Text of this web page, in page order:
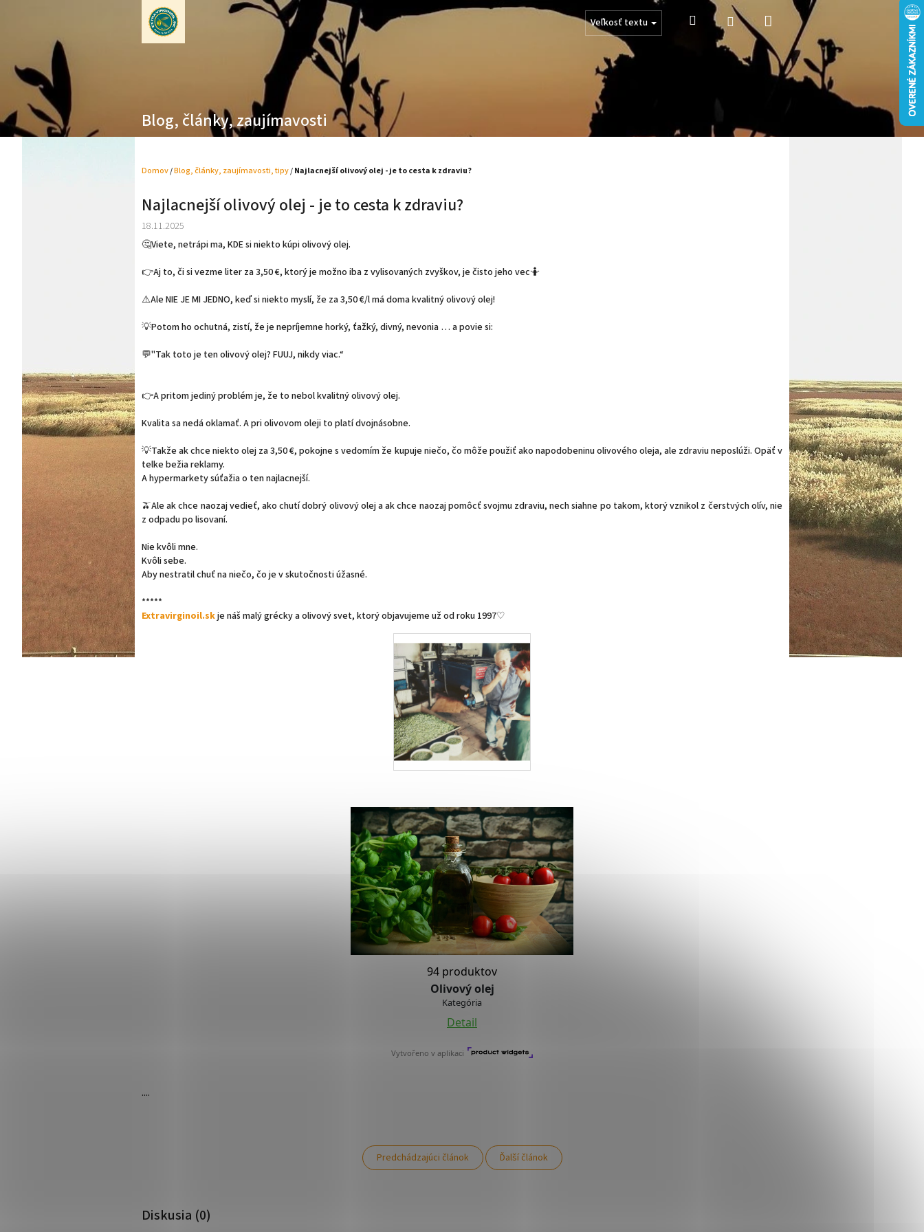
Veľkosť textu Hľadať PrihlásenieNákupný
košík
Blog, články, zaujímavosti
Domov/Blog, články, zaujímavosti, tipy/Najlacnejší olivový olej - je to cesta k zdraviu?
Najlacnejší olivový olej - je to cesta k zdraviu?
18.11.2025
🤔Viete, netrápi ma, KDE si niekto kúpi olivový olej.
👉Aj to, či si vezme liter za 3,50 €, ktorý je možno iba z vylisovaných zvyškov, je čisto jeho vec🤷
⚠️Ale NIE JE MI JEDNO, keď si niekto myslí, že za 3,50 €/l má doma kvalitný olivový olej!
💡Potom ho ochutná, zistí, že je nepríjemne horký, ťažký, divný, nevonia … a povie si:
💬"Tak toto je ten olivový olej? FUUJ, nikdy viac.“
👉A pritom jediný problém je, že to nebol kvalitný olivový olej.
Kvalita sa nedá oklamať. A pri olivovom oleji to platí dvojnásobne.
💡Takže ak chce niekto olej za 3,50 €, pokojne s vedomím že kupuje niečo, čo môže použiť ako napodobeninu olivového oleja, ale zdraviu neposlúži. Opäť v
telke bežia reklamy.
A hypermarkety súťažia o ten najlacnejší.
🫒Ale ak chce naozaj vedieť, ako chutí dobrý olivový olej a ak chce naozaj pomôcť svojmu zdraviu, nech siahne po takom, ktorý vznikol z čerstvých olív, nie
z odpadu po lisovaní.
Nie kvôli mne.
Kvôli sebe.
Aby nestratil chuť na niečo, čo je v skutočnosti úžasné.
*****
Extravirginoil.skje náš malý grécky a olivový svet, ktorý objavujeme už od roku 1997♡
....
Predchádzajúci článok Ďalší článok
Diskusia (0)